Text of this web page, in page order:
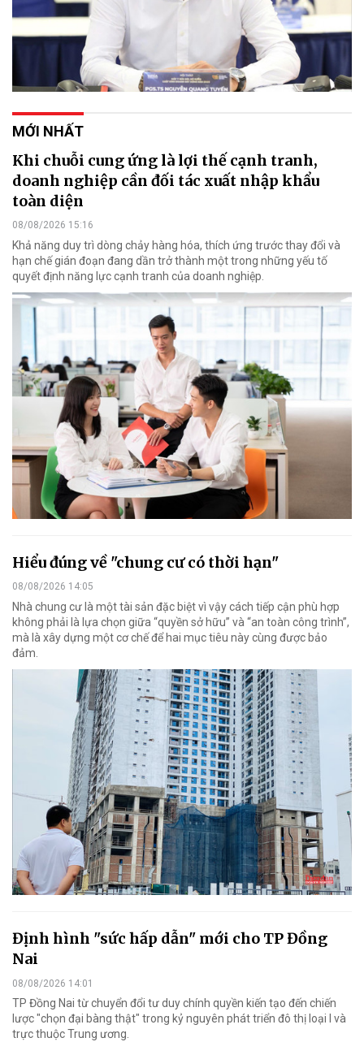
MỚI NHẤT
Khi chuỗi cung ứng là lợi thế cạnh tranh,
doanh nghiệp cần đối tác xuất nhập khẩu
toàn diện
08/08/2026 15:16
Khả năng duy trì dòng chảy hàng hóa, thích ứng trước thay đổi và
hạn chế gián đoạn đang dần trở thành một trong những yếu tố
quyết định năng lực cạnh tranh của doanh nghiệp.
Hiểu đúng về "chung cư có thời hạn"
08/08/2026 14:05
Nhà chung cư là một tài sản đặc biệt vì vậy cách tiếp cận phù hợp
không phải là lựa chọn giữa “quyền sở hữu” và “an toàn công trình”,
mà là xây dựng một cơ chế để hai mục tiêu này cùng được bảo
đảm.
Định hình "sức hấp dẫn" mới cho TP Đồng
Nai
08/08/2026 14:01
TP Đồng Nai từ chuyển đổi tư duy chính quyền kiến tạo đến chiến
lược "chọn đại bàng thật" trong kỷ nguyên phát triển đô thị loại I và
trực thuộc Trung ương.